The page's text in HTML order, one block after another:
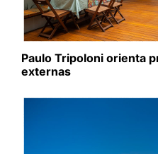
Paulo Tripoloni orienta
externas